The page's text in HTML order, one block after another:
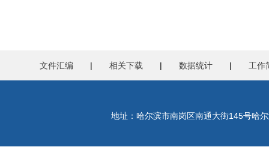
文件汇编 | 相关下载 | 数据统计 | 工作
地址：哈尔滨市南岗区南通大街145号哈